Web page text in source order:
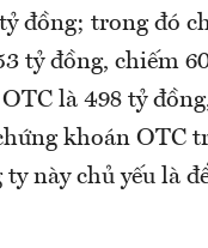
đồng; trong đó
tỷ đồng, chiếm
là 498 tỷ
khoán OTC
ty này chủ yếu là